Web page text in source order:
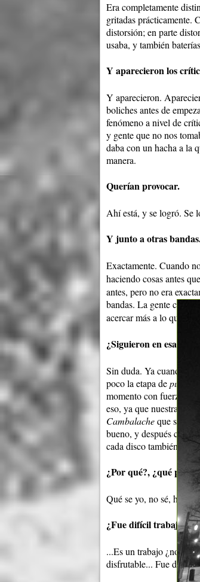
Era completamente
gritadas prácticamente.
distorsión; en parte
usaba, y también
Y aparecieron los
Y aparecieron.
boliches antes de
fenómeno a nivel de
y gente que no nos
daba con un hacha a la
manera.
Querían provocar.
Ahí está, y se logró. Se
Y junto a otras
Exactamente. Cuando
haciendo cosas antes
antes, pero no era
bandas. La gente con
acercar más a lo que
¿Siguieron en esa
Sin duda. Ya cuando
poco la etapa depunkitud
momento con fuerza
eso, ya que nuestra
Cambalacheque salió
bueno, y después como
cada disco también se
¿Por qué?, ¿qué
Qué se yo, no sé, había
¿Fue difícil trabajar
...Es un trabajo ¿no?,
disfrutable... Fue difícil